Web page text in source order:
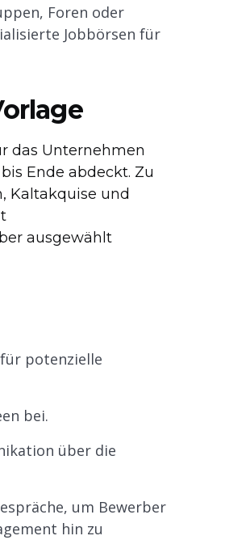
Foren oder
Jobbörsen für
das Unternehmen
Ende abdeckt. Zu
Kaltakquise und
ausgewählt
potenzielle
bei.
über die
um Bewerber
hin zu